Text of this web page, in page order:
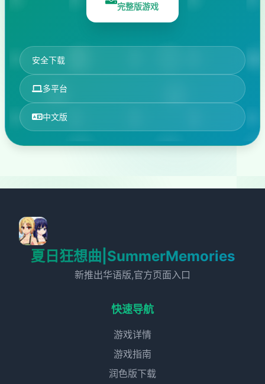
完整版游戏
安全下载
多平台
中文版
夏日狂想曲|SummerMemories
新推出华语版,官方页面入口
快速导航
游戏详情
游戏指南
润色版下载